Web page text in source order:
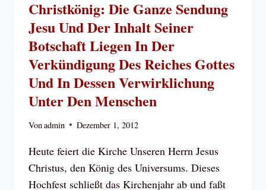
Christkönig: Die Ganze Sendung
Jesu Und Der Inhalt Seiner
Botschaft Liegen In Der
Verkündigung Des Reiches Gottes
Und In Dessen Verwirklichung
Unter Den Menschen
Vonadmin Dezember 1, 2012
Heute feiert die Kirche Unseren Herrn Jesus
Christus, den König des Universums. Dieses
Hochfest schließt das Kirchenjahr ab und faßt